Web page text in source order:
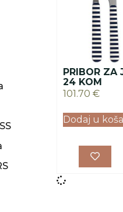
PRIBOR ZA
24 KOM
101.70 €
Dodaj u